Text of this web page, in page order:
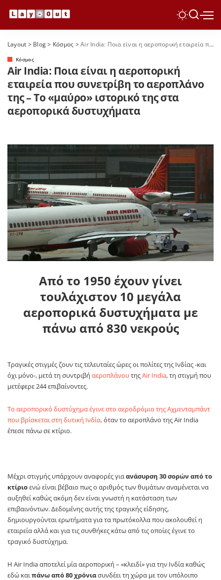
Layout > Blog> Κόσμος >Air India: Ποια είναι η αεροπορική εταιρεία που συνετρίβη το αεροπλάνο της – Το «μαύρο» ιστορικό της στα αεροπορικά δυστυχήματα
Κόσμος
Air India: Ποια είναι η αεροπορική
εταιρεία που συνετρίβη το αεροπλάνο
της – Το «μαύρο» ιστορικό της στα
αεροπορικά δυστυχήματα
Από το 1950 έχουν γίνει
τουλάχιστον 10 μεγάλα
αεροπορικά δυστυχήματα με
πάνω από 830 νεκρούς
Τραγικές στιγμές ζουν τις τελευταίες ώρες οι πολίτες της Ινδίας -και
όχι μόνο-, μετά τη συντριβή αεροπλάνουτηςAir India, τη στιγμή που
μετέφερε 244 επιβαίνοντες.
Το αεροπορικό δυστύχημα έγινε στο αεροδρόμιο της Αχμενταμπάντ
που βρίσκεται στη δυτική Ινδία,όταν το αεροπλάνο της Air India
έπεσε πάνω σε κτίριο.
Μέχρι στιγμής υπάρχουν αναφορές για ανάσυρση 30 σορών από το
κτίριοενώ είναι βέβαιο πως ο αριθμός των θυμάτων αναμένεται να
αυξηθεί καθώς ακόμη δεν είναι γνωστή η κατάσταση των
επιβαινόντων. Δεδομένης αυτής της τραγικής είδησης,
δημιουργούνται ερωτήματα για τα πρωτόκολλα που ακολουθεί η
εταιρεία αλλά και για τις συνθήκες κάτω από τις οποίες έγινε το
τραγικό δυστύχημα.
Η Air India αποτελεί μία αεροπορική – «κλειδί» για την Ινδία καθώς
εδώ και πάνω από 80 χρόνιασυνδέει τη χώρα με τον υπόλοιπο